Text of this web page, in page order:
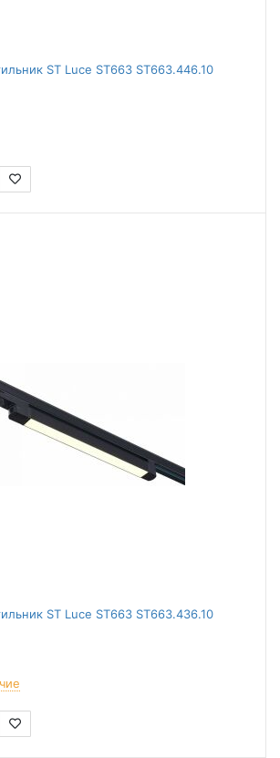
ST Luce ST663 ST663.446.10
ST Luce ST663 ST663.436.10